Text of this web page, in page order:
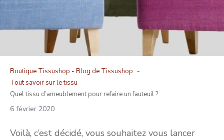
Boutique Tissushop - Blog de Tissushop
Tout savoir sur le tissu
Quel tissu d’ameublement pour refaire un fauteuil ?
6 février 2020
Voilà, c’est décidé, vous souhaitez vous lancer